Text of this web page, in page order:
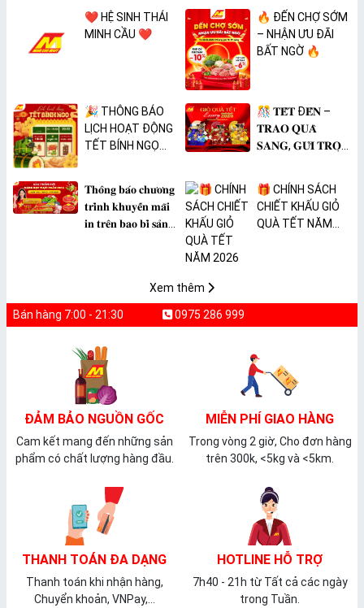
❤️ HỆ SINH THÁI
MINH CẦU ❤️
🔥 ĐẾN CHỢ SỚM
– NHẬN ƯU ĐÃI
BẤT NGỜ 🔥
🎉 THÔNG BÁO
LỊCH HOẠT ĐỘNG
TẾT BÍNH NGỌ
🎊 𝐓𝐄̂́𝐓 Đ𝐄̂́𝐍 –
𝐓𝐑𝐀𝐎 𝐐𝐔𝐀̀
𝐒𝐀𝐍𝐆, 𝐆𝐔̛̉𝐈 𝐓𝐑𝐎̣𝐍
𝐓𝐡𝐨̂𝐧𝐠 𝐛𝐚́𝐨 𝐜𝐡𝐮̛𝐨̛𝐧𝐠
𝐭𝐫𝐢̀𝐧𝐡 𝐤𝐡𝐮𝐲𝐞̂́𝐧 𝐦𝐚̃𝐢
𝐢𝐧 𝐭𝐫𝐞̂𝐧 𝐛𝐚𝐨 𝐛𝐢̀ 𝐬𝐚̉𝐧
🎁 CHÍNH SÁCH
CHIẾT KHẤU GIỎ
QUÀ TẾT NĂM
Xem thêm
Bán hàng 7:00 - 21:30 0975 286 999
ĐẢM BẢO NGUỒN GỐC
Cam kết mang đến những sản
phẩm có chất lượng hàng đầu.
MIỄN PHÍ GIAO HÀNG
Trong vòng 2 giờ, Cho đơn hàng
trên 300k, <5kg và <5km.
THANH TOÁN ĐA DẠNG
Thanh toán khi nhận hàng,
Chuyển khoản, VNPay,...
HOTLINE HỖ TRỢ
7h40 - 21h từ Tất cả các ngày
trong Tuần.